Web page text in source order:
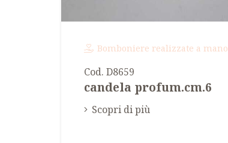
Bomboniere realizzate a mano
Cod. D8659
candela profum.cm.6
Scopri di più